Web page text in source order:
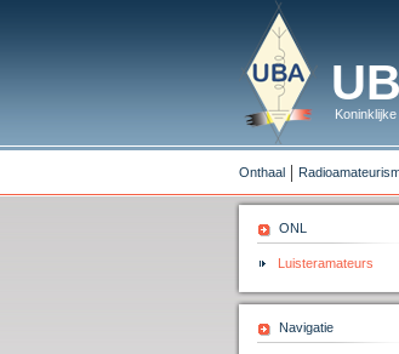
Onthaal
ONL
Luisteramateurs
Navigatie